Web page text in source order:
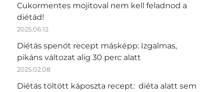
Cukormentes mojitoval nem kell feladnod a
diétád!
2025.06.12
Diétás spenót recept másképp: Izgalmas,
pikáns változat alig 30 perc alatt
2025.02.08
Diétás töltött káposzta recept: diéta alatt sem